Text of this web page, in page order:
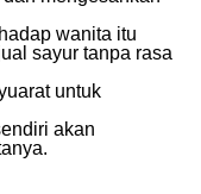
wanita itu
sayur tanpa rasa
untuk
akan